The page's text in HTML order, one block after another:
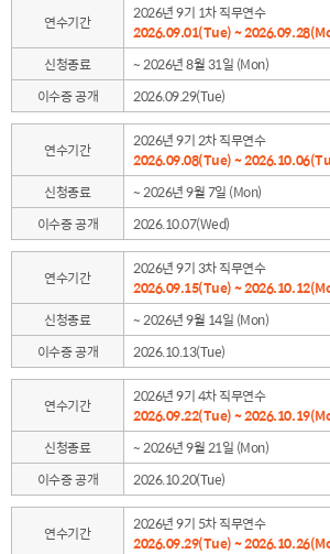
연수기간
2026년 9기 1차 직무연수
2026.09.01(Tue) ~
신청종료
~ 2026년 8월 31일 (Mon)
이수증 공개
2026.09.29(Tue)
연수기간
2026년 9기 2차 직무연수
2026.09.08(Tue) ~
신청종료
~ 2026년 9월 7일 (Mon)
이수증 공개
2026.10.07(Wed)
연수기간
2026년 9기 3차 직무연수
2026.09.15(Tue) ~
신청종료
~ 2026년 9월 14일 (Mon)
이수증 공개
2026.10.13(Tue)
연수기간
2026년 9기 4차 직무연수
2026.09.22(Tue) ~
신청종료
~ 2026년 9월 21일 (Mon)
이수증 공개
2026.10.20(Tue)
연수기간
2026년 9기 5차 직무연수
2026.09.29(Tue) ~